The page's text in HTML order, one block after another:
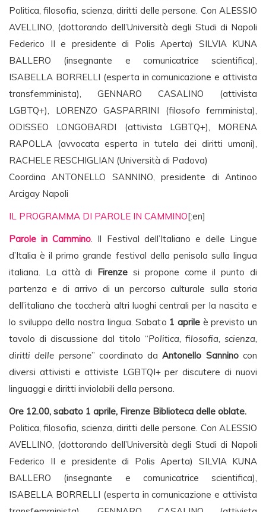
Politica, filosofia, scienza, diritti delle persone. Con ALESSIO
AVELLINO, (dottorando dell’Università degli Studi di Napoli
Federico II e presidente di Polis Aperta) SILVIA KUNA
BALLERO (insegnante e comunicatrice scientifica),
ISABELLA BORRELLI (esperta in comunicazione e attivista
transfemminista), GENNARO CASALINO (attivista
LGBTQ+), LORENZO GASPARRINI (filosofo femminista),
ODISSEO LONGOBARDI (attivista LGBTQ+), MORENA
RAPOLLA (avvocata esperta in tutela dei diritti umani),
RACHELE RESCHIGLIAN (Università di Padova)
Coordina ANTONELLO SANNINO, presidente di Antinoo
Arcigay Napoli
IL PROGRAMMA DI PAROLE IN CAMMINO[:en]
Parole in Cammino . Il Festival dell’Italiano e delle Lingue
d’Italia è il primo grande festival della penisola sulla lingua
italiana. La città di Firenze si propone come il punto di
partenza e di arrivo di un percorso culturale sulla storia
dell’italiano che toccherà altri luoghi centrali per la nascita e
lo sviluppo della nostra lingua. Sabato 1 aprileè previsto un
tavolo di discussione dal titolo “Politica, filosofia, scienza,
diritti delle persone” coordinato daAntonello Sanninocon
diversi attivisti e attiviste LGBTQI+ per discutere di nuovi
linguaggi e diritti inviolabili della persona.
Ore 12.00, sabato 1 aprile, Firenze Biblioteca delle oblate.
Politica, filosofia, scienza, diritti delle persone. Con ALESSIO
AVELLINO, (dottorando dell’Università degli Studi di Napoli
Federico II e presidente di Polis Aperta) SILVIA KUNA
BALLERO (insegnante e comunicatrice scientifica),
ISABELLA BORRELLI (esperta in comunicazione e attivista